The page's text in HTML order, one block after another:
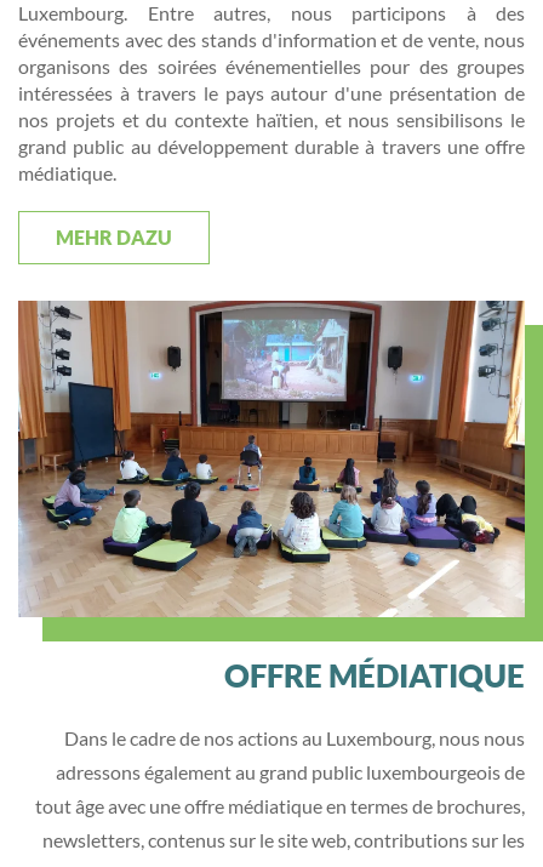
Luxembourg. Entre autres, nous participons à des
événements avec des stands d'information et de vente, nous
organisons des soirées événementielles pour des groupes
intéressées à travers le paysautour d'une présentation de
nos projets et du contexte haïtien, et nous sensibilisons le
grand public au développement durable à travers une offre
médiatique.
MEHR DAZU
OFFRE MÉDIATIQUE
Dans le cadre de nos actions au Luxembourg, nous nous
adressons également au grand public luxembourgeois de
tout âge avec une offre médiatique en termes de brochures,
newsletters, contenus sur le site web, contributions sur les